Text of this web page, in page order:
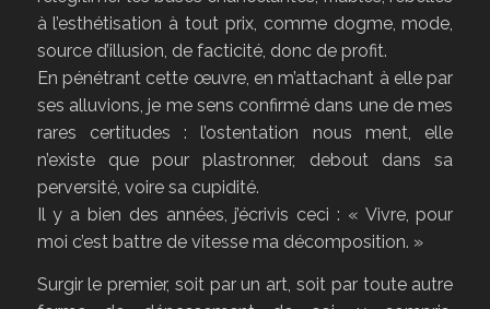
à l’esthétisation à tout prix, comme dogme, mode,
source d’illusion, de facticité, donc de profit.
En pénétrant cette œuvre, en m’attachant à elle par
ses alluvions, je me sens confirmé dans une de mes
rares certitudes : l’ostentation nous ment, elle
n’existe que pour plastronner, debout dans sa
perversité, voire sa cupidité.
Il y a bien des années, j’écrivis ceci : « Vivre, pour
moi c’est battre de vitesse ma décomposition. »
Surgir le premier, soit par un art, soit par toute autre